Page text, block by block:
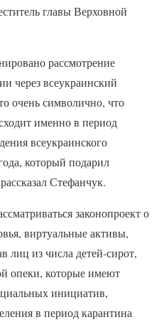
главы Верховной
рассмотрение
через всеукраинский
очень символично, что
именно в период
всеукраинского
который подарил
Стефанчук.
законопроект о
виртуальные активы,
лиц из числа детей-сирот,
опеки, которые имеют
инициатив,
в период карантина